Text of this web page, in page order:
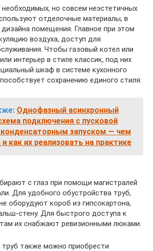
но совсем неэстетичных
отделочные материалы, в
помещения. Главное при этом
воздуха, доступ для
Чтобы газовый котел или
интерьер в стиле классик, под них
шкаф в системе кухонного
сохранению единого стиля.
Однофазный асинхронный
подключения с пусковой
запуском — чем
как их реализовать на практике
с глаз при помощи магистралей
Для удобного обустройства труб,
оборудуют короб из гипсокартона,
стену. Для быстрого доступа к
их снабжают ревизионными люками.
также можно приобрести